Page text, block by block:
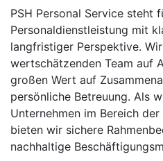
PSH Personal Service steht
Personaldienstleistung mit
langfristiger Perspektive.
wertschätzenden Team auf
großen Wert auf
persönliche Betreuung. Als
Unternehmen im Bereich
bieten wir sichere
nachhaltige